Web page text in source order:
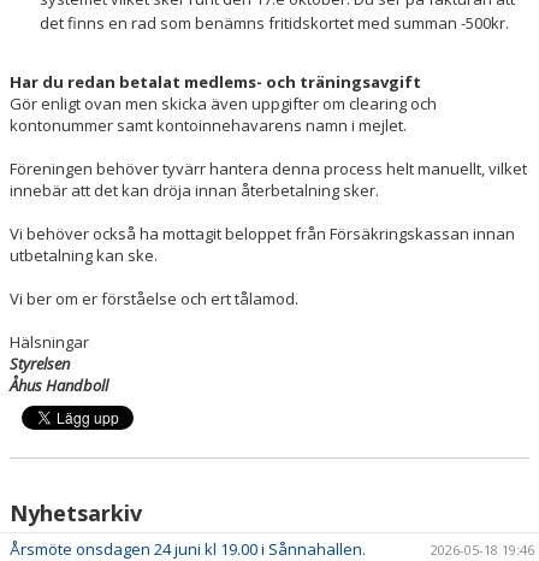
det finns en rad som benämns fritidskortet med summan -500kr.
Har du redan betalat medlems- och träningsavgift
Gör enligt ovan men skicka även uppgifter om clearing och
kontonummer samt kontoinnehavarens namn i mejlet.
Föreningen behöver tyvärr hantera denna process helt manuellt, vilket
innebär att det kan dröja innan återbetalning sker.
Vi behöver också ha mottagit beloppet från Försäkringskassan innan
utbetalning kan ske.
Vi ber om er förståelse och ert tålamod.
Hälsningar
Styrelsen
Åhus Handboll
Nyhetsarkiv
Årsmöte onsdagen 24 juni kl 19.00 i Sånnahallen. 2026-05-18 19:46